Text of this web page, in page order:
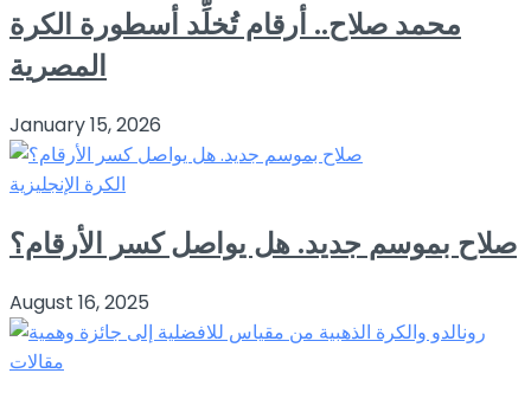
محمد صلاح.. أرقام تُخلِّد أسطورة الكرة
المصرية
January 15, 2026
الكرة الإنجليزية
صلاح بموسم جديد. هل يواصل كسر الأرقام؟
August 16, 2025
مقالات